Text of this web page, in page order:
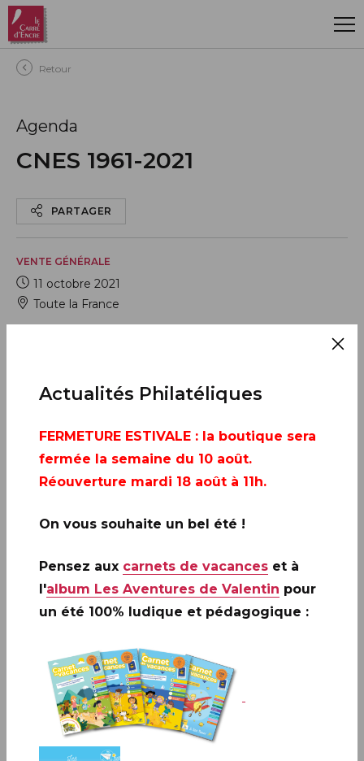
Aller au contenu principal
Retour
Agenda
CNES 1961-2021
PARTAGER
VENTE GÉNÉRALE
11 octobre 2021
Toute la France
Actualités Philatéliques
FERMETURE ESTIVALE : la boutique sera
fermée la semaine du 10 août.
Réouverture mardi 18 août à 11h.
On vous souhaite un bel été !
Pensez aux carnets de vacances et à
l'album Les Aventures de Valentin pour
un été 100% ludique et pédagogique :